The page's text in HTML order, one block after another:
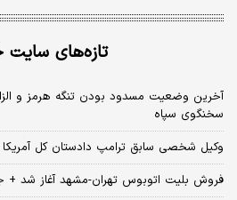
تازه‌های سایت
آخرین وضعیت مسدود بودن تنگه هرمز و
سخنگوی سپاه
وکیل شخصی سابق ترامپ دادستان کل
فروش بلیت اتوبوس تهران-مشهد آغاز شد +